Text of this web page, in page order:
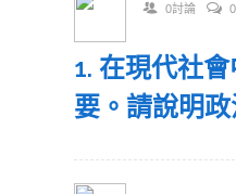
0討論
1. 在現代社
要。請說明